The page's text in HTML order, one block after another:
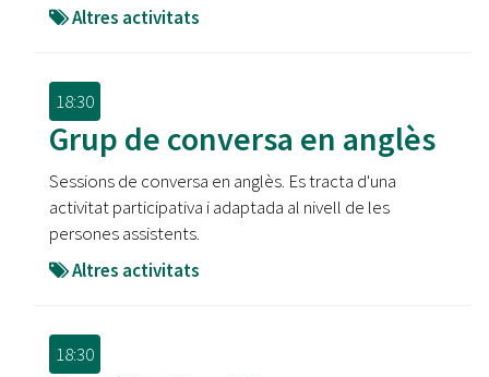
Altres activitats
18:30
Grup de conversa en anglès
Sessions de conversa en anglès. Es tracta d'una
activitat participativa i adaptada al nivell de les
persones assistents.
Altres activitats
18:30